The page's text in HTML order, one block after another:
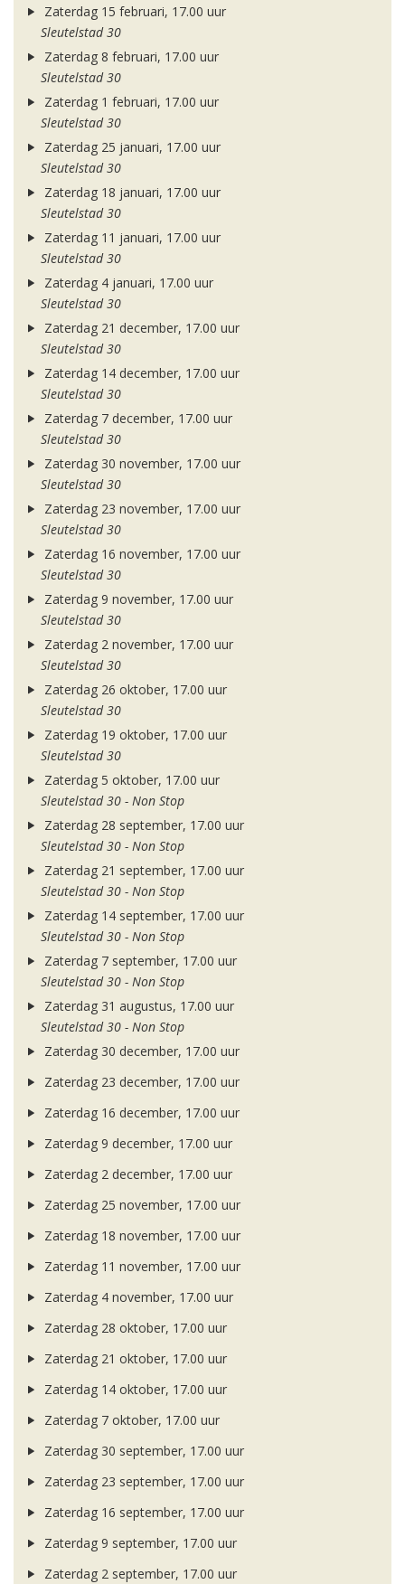
Zaterdag 15 februari, 17.00 uur
Sleutelstad 30
Zaterdag 8 februari, 17.00 uur
Sleutelstad 30
Zaterdag 1 februari, 17.00 uur
Sleutelstad 30
Zaterdag 25 januari, 17.00 uur
Sleutelstad 30
Zaterdag 18 januari, 17.00 uur
Sleutelstad 30
Zaterdag 11 januari, 17.00 uur
Sleutelstad 30
Zaterdag 4 januari, 17.00 uur
Sleutelstad 30
Zaterdag 21 december, 17.00 uur
Sleutelstad 30
Zaterdag 14 december, 17.00 uur
Sleutelstad 30
Zaterdag 7 december, 17.00 uur
Sleutelstad 30
Zaterdag 30 november, 17.00 uur
Sleutelstad 30
Zaterdag 23 november, 17.00 uur
Sleutelstad 30
Zaterdag 16 november, 17.00 uur
Sleutelstad 30
Zaterdag 9 november, 17.00 uur
Sleutelstad 30
Zaterdag 2 november, 17.00 uur
Sleutelstad 30
Zaterdag 26 oktober, 17.00 uur
Sleutelstad 30
Zaterdag 19 oktober, 17.00 uur
Sleutelstad 30
Zaterdag 5 oktober, 17.00 uur
Sleutelstad 30 - Non Stop
Zaterdag 28 september, 17.00 uur
Sleutelstad 30 - Non Stop
Zaterdag 21 september, 17.00 uur
Sleutelstad 30 - Non Stop
Zaterdag 14 september, 17.00 uur
Sleutelstad 30 - Non Stop
Zaterdag 7 september, 17.00 uur
Sleutelstad 30 - Non Stop
Zaterdag 31 augustus, 17.00 uur
Sleutelstad 30 - Non Stop
Zaterdag 30 december, 17.00 uur
Zaterdag 23 december, 17.00 uur
Zaterdag 16 december, 17.00 uur
Zaterdag 9 december, 17.00 uur
Zaterdag 2 december, 17.00 uur
Zaterdag 25 november, 17.00 uur
Zaterdag 18 november, 17.00 uur
Zaterdag 11 november, 17.00 uur
Zaterdag 4 november, 17.00 uur
Zaterdag 28 oktober, 17.00 uur
Zaterdag 21 oktober, 17.00 uur
Zaterdag 14 oktober, 17.00 uur
Zaterdag 7 oktober, 17.00 uur
Zaterdag 30 september, 17.00 uur
Zaterdag 23 september, 17.00 uur
Zaterdag 16 september, 17.00 uur
Zaterdag 9 september, 17.00 uur
Zaterdag 2 september, 17.00 uur